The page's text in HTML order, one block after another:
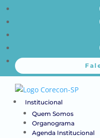
Institucional
Quem Somos
Organograma
Agenda Institucional